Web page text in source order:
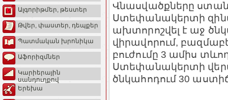
Ալգորիթմեր, թեստեր
Թվեր, փաստեր, դեպքեր
Պատմական խրոնիկա
Աֆորիզմներ
Կարիերային
սանդուղքով
Երեխա
Վնասվածքները
Ստեփանակերտի
ախտորոշվել է աջ
վիրավորում,
բուժումը 3 ամիս
Ստեփանակերտի
ծնկահոդում 30